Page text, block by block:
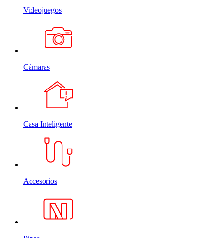
Videojuegos
Cámaras
Casa Inteligente
Accesorios